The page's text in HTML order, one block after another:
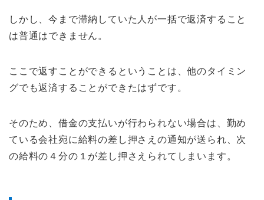
しかし、今まで滞納していた人が一括で返済すること
は普通はできません。
ここで返すことができるということは、他のタイミン
グでも返済することができたはずです。
そのため、借金の支払いが行わられない場合は、勤め
ている会社宛に給料の差し押さえの通知が送られ、次
の給料の４分の１が差し押さえられてしまいます。